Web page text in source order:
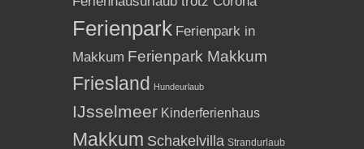
Ferienpark Ferienpark in
Makkum Ferienpark Makkum
Friesland Hundeurlaub
IJsselmeer Kinderferienhaus
Makkum Schakelvilla Strandurlaub